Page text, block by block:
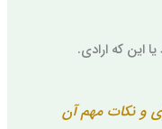
این که ارادی.
و نکات مهم آن